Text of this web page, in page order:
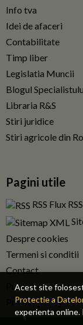
Acest site
Protectie a
experienta online.
Info tva
Idei de afaceri
Contabilitate
Timp liber
Legislatia Muncii
Blogul
Libraria R&S
Stiri juridice
Stiri agricole din
Pagini utile
RSS Flux
Despre cookies
Termeni si conditii
Contact
Publicitate
Privacy policy RO